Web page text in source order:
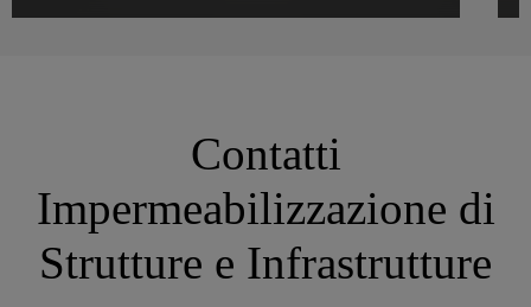
Contatti
Impermeabilizzazione di
Strutture e Infrastrutture